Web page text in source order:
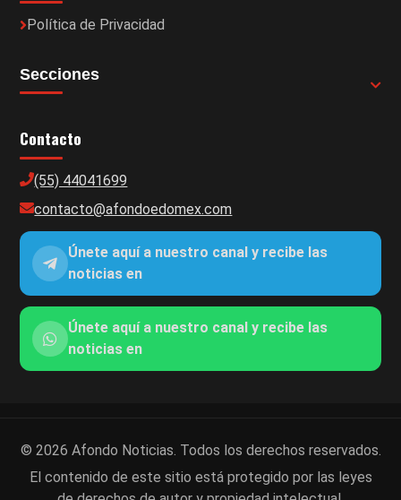
Política de Privacidad
Secciones
Contacto
(55) 44041699
contacto@afondoedomex.com
Únete aquí a nuestro canal y recibe las
noticias en
Únete aquí a nuestro canal y recibe las
noticias en
© 2026 Afondo Noticias. Todos los derechos reservados.
El contenido de este sitio está protegido por las leyes